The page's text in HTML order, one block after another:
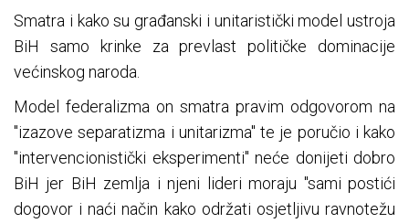
Smatra i kako su građanski i unitaristički model ustroja
BiH samo krinke za prevlast političke dominacije
većinskog naroda.
Model federalizma on smatra pravim odgovorom na
"izazove separatizma i unitarizma" te je poručio i kako
"intervencionistički eksperimenti" neće donijeti dobro
BiH jer BiH zemlja i njeni lideri moraju "sami postići
dogovor i naći način kako održati osjetljivu ravnotežu